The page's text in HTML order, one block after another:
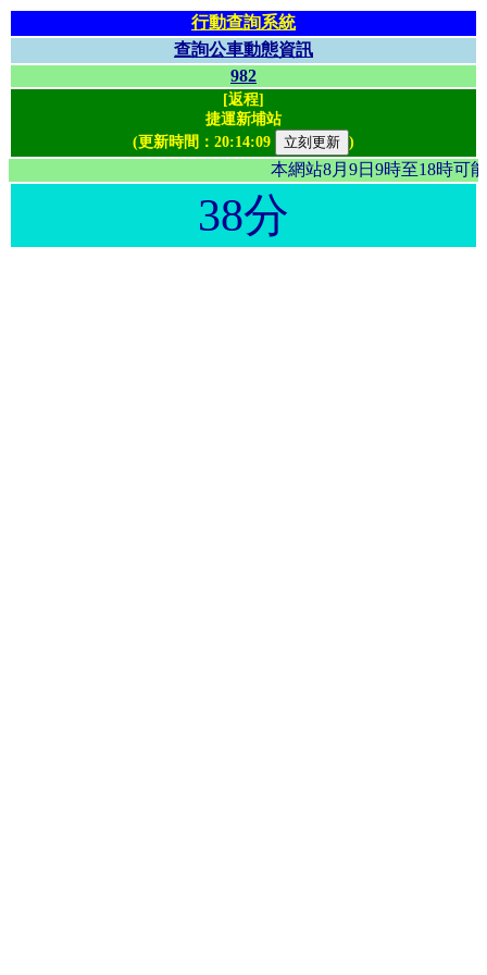
行動查詢系統
查詢公車動態資訊
982
[返程]
捷運新埔站
(更新時間： 20:14:09 )
本網站8月9日9時至18
38分